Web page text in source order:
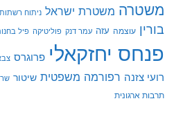
משטרה משטרת ישראל ניתוח רשתות
בורין עוצמה עזה עמר דנק פוליטיקה פיל
פנחס יחזקאלי פרוגרס
רועי צזנה רפורמה משפטית שיטור
תרבות ארגונית